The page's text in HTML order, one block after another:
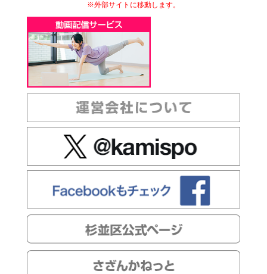
※外部サイトに移動します。